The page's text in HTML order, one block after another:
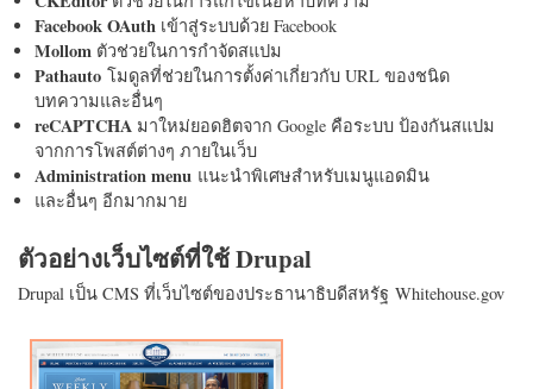
Facebook OAuth เข้าสู่ระบบด้วย Facebook
Mollom ตัวช่วยในการกำจัดสแปม
Pathauto โมดูลที่ช่วยในการตั้งค่าเกี่ยวกับ URL ของชนิด
บทความและอื่นๆ
reCAPTCHA มาใหม่ยอดฮิตจาก Google คือระบบ ป้องกันสแปม
จากการโพสต์ต่างๆ ภายในเว็บ
Administration menu แนะนำพิเศษสำหรับเมนูแอดมิน
และอื่นๆ อีกมากมาย
ตัวอย่างเว็บไซต์ที่ใช้ Drupal
Drupal เป็น CMS ที่เว็บไซต์ของประธานาธิบดีสหรัฐ Whitehouse.gov